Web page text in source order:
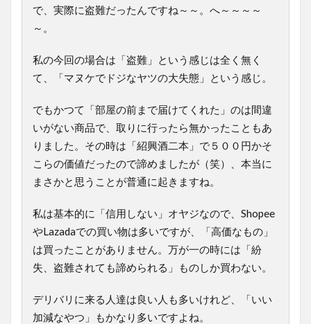
で、実際に盗難だったんですね～～。へ～～～～
～。
私の今回の場合は「盗難」という感じは全く無く
て、「マヌケでドジなヤツの大失態」という感じ。
でもかつて「部屋の前まで届けてくれた」のは間違
いがない商品で、取りに行ったら無かったこともあ
りました。その時は「紹興酒二本」で５００円かそ
こらの価値だったので諦めましたが（笑）、本当に
まさかと思うことが普通に起きますね。
私は基本的に「信用しない」オヤジなので、Shopee
やLazadaでの買い物は多いですが、「高価なもの」
は買ったことがありません。万が一の時には「紛
失、盗難されても諦められる」ものしか買わない。
デリバリに来る人達は良い人も多いけれど、「いい
加減なやつ」もかなり多いですよね。